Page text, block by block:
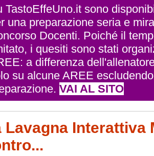
TastoEffeUno.it sono
una preparazione seria e
Docenti. Poiché il
i quesiti sono stati
a differenza
su alcune AREE
VAI AL SITO
Lavagna Interattiva